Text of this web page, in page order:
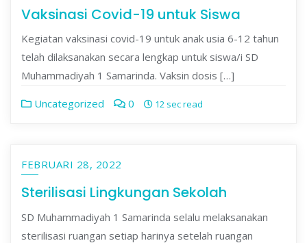
Vaksinasi Covid-19 untuk Siswa
Kegiatan vaksinasi covid-19 untuk anak usia 6-12 tahun
telah dilaksanakan secara lengkap untuk siswa/i SD
Muhammadiyah 1 Samarinda. Vaksin dosis […]
Uncategorized 0 12 sec read
FEBRUARI 28, 2022
Sterilisasi Lingkungan Sekolah
SD Muhammadiyah 1 Samarinda selalu melaksanakan
sterilisasi ruangan setiap harinya setelah ruangan